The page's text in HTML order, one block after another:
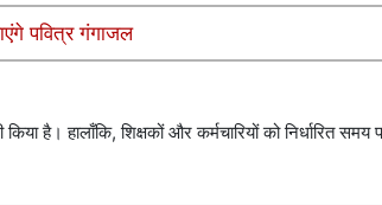
पवित्र गंगाजल
हालाँकि, शिक्षकों और कर्मचारियों को निर्धारित समय